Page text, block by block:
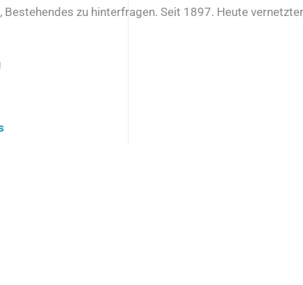
Bestehendes zu hinterfragen. Seit 1897. Heute